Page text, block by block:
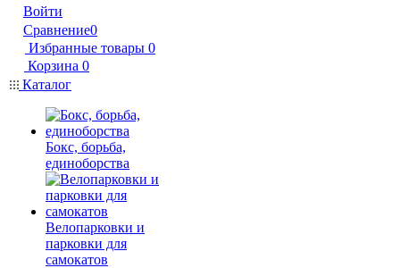
Войти
Сравнение0
Избранные товары 0
Корзина 0
Каталог
Бокс, борьба,
единоборства
Велопарковки и
парковки для
самокатов